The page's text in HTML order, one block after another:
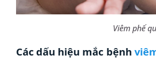
Viêm phế
Các dấu hiệu mắc bệnh